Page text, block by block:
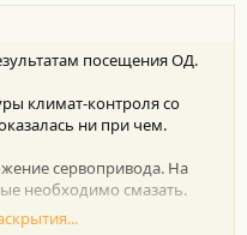
посещения ОД.
климат-контроля со
ни при чем.
сервопривода. На
необходимо смазать.